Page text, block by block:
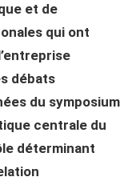
et de
qui ont
débats
du symposium
centrale du
déterminant